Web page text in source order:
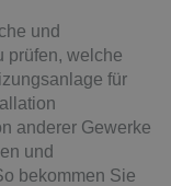
und
prüfen, welche
für
anderer Gewerke
und
bekommen Sie